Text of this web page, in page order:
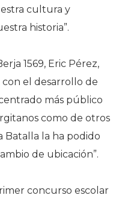
cultura y
historia”.
1569, Eric Pérez,
el desarrollo de
más público
como de otros
Batalla la ha podido
de ubicación”.
concurso escolar